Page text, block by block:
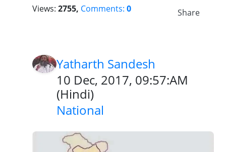
Views: 2755, Comments: 0 Share
Yatharth Sandesh
10 Dec, 2017, 09:57:AM
(Hindi)
National